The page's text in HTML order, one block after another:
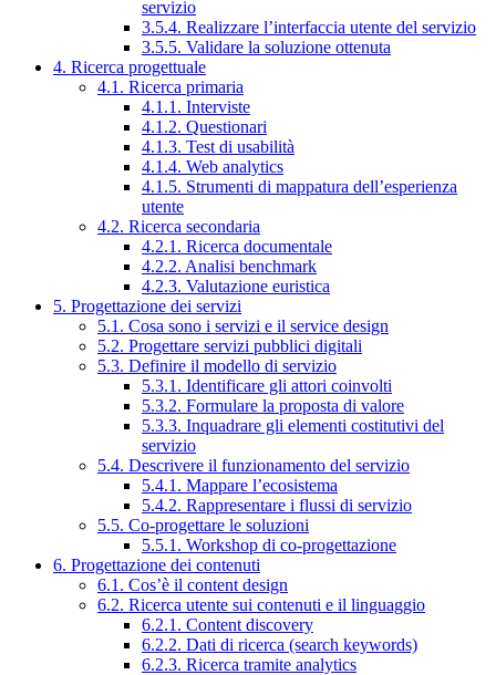
servizio
3.5.4. Realizzare l’interfaccia utente del servizio
3.5.5. Validare la soluzione ottenuta
4. Ricerca progettuale
4.1. Ricerca primaria
4.1.1. Interviste
4.1.2. Questionari
4.1.3. Test di usabilità
4.1.4. Web analytics
4.1.5. Strumenti di mappatura dell’esperienza
utente
4.2. Ricerca secondaria
4.2.1. Ricerca documentale
4.2.2. Analisi benchmark
4.2.3. Valutazione euristica
5. Progettazione dei servizi
5.1. Cosa sono i servizi e il service design
5.2. Progettare servizi pubblici digitali
5.3. Definire il modello di servizio
5.3.1. Identificare gli attori coinvolti
5.3.2. Formulare la proposta di valore
5.3.3. Inquadrare gli elementi costitutivi del
servizio
5.4. Descrivere il funzionamento del servizio
5.4.1. Mappare l’ecosistema
5.4.2. Rappresentare i flussi di servizio
5.5. Co-progettare le soluzioni
5.5.1. Workshop di co-progettazione
6. Progettazione dei contenuti
6.1. Cos’è il content design
6.2. Ricerca utente sui contenuti e il linguaggio
6.2.1. Content discovery
6.2.2. Dati di ricerca (search keywords)
6.2.3. Ricerca tramite analytics